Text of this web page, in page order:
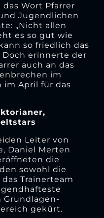
Wort Pfarrer
Jugendlichen
„Nicht allen
es so gut wie
so friedlich das
Doch erinnerte der
auch an das
im
im April für das
Leiter von
Daniel Merten
die
sowohl die
Trainerteam
Grundlagen-
gekürt.